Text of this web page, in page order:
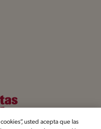
usted acepta que las